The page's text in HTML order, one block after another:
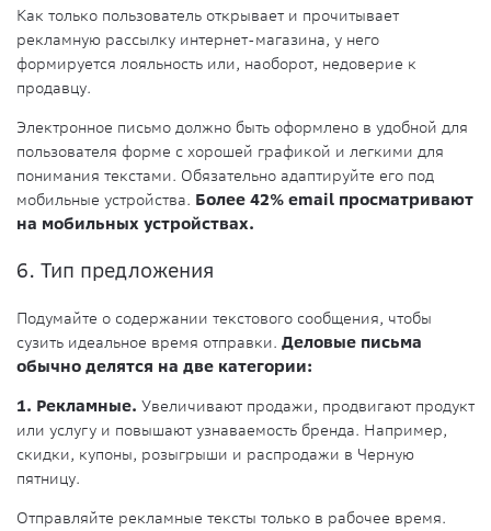
Как только пользователь открывает и прочитывает
рекламную рассылку интернет-магазина, у него
формируется лояльность или, наоборот, недоверие к
продавцу.
Электронное письмо должно быть оформлено в удобной для
пользователя форме с хорошей графикой и легкими для
понимания текстами. Обязательно адаптируйте его под
мобильные устройства. Более 42% email просматривают
на мобильных устройствах.
6. Тип предложения
Подумайте о содержании текстового сообщения, чтобы
сузить идеальное время отправки. Деловые письма
обычно делятся на две категории:
1. Рекламные. Увеличивают продажи, продвигают продукт
или услугу и повышают узнаваемость бренда. Например,
скидки, купоны, розыгрыши и распродажи в Черную
пятницу.
Отправляйте рекламные тексты только в рабочее время.